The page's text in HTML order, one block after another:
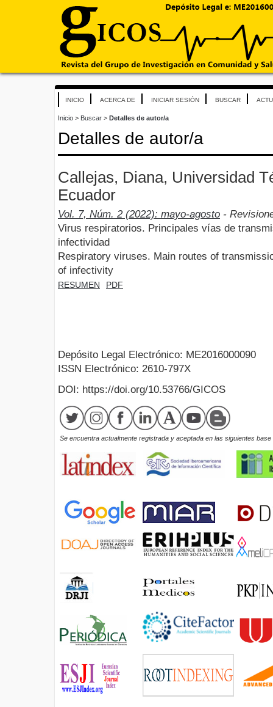
INICIO ACERCA DE INICIAR SESIÓN BUSCAR
Inicio > Buscar > Detalles de autor/a
Detalles de autor/a
Callejas, Diana, Universidad
Ecuador
Vol. 7, Núm. 2 (2022): mayo-agosto -
Virus respiratorios. Principales vías de
infectividad
Respiratory viruses. Main routes of
of infectivity
RESUMEN PDF
Depósito Legal Electrónico: ME2016000090
ISSN Electrónico: 2610-797X
DOI: https://doi.org/10.53766/GICOS
Se encuentra actualmente registrada y aceptada en las siguientes